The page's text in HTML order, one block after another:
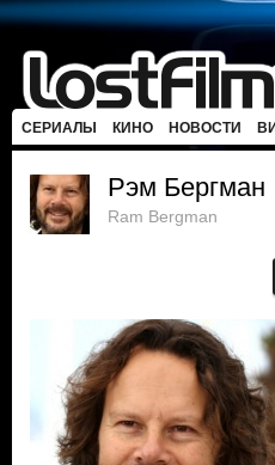
СЕРИАЛЫ КИНО НОВОСТИ
Рэм Бергман
Ram Bergman